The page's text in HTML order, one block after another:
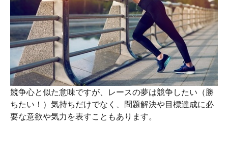
競争心と似た意味ですが、レースの夢は競争したい（勝
ちたい！）気持ちだけでなく、問題解決や目標達成に必
要な意欲や気力を表すこともあります。